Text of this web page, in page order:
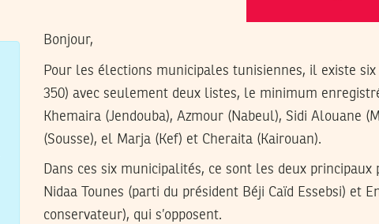
Bonjour,
Pour les élections municipales tunisiennes, il existe
350) avec seulement deux listes, le minimum
Khemaira (Jendouba), Azmour (Nabeul), Sidi Alouane
(Sousse), el Marja (Kef) et Cheraita (Kairouan).
Dans ces six municipalités, ce sont les deux principaux
Nidaa Tounes (parti du président Béji Caïd Essebsi) et
conservateur), qui s’opposent.